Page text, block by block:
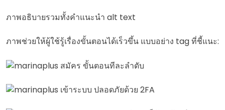
ภาพอธิบายรวมทั้งคำแนะนำ alt text
ภาพช่วยให้ผู้ใช้รู้เรื่องขั้นตอนได้เร็วขึ้น แบบอย่าง tag ที่ชี้แนะ: